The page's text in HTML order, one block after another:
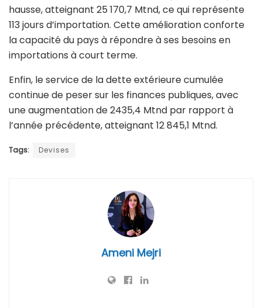
hausse, atteignant 25 170,7 Mtnd, ce qui représente
113 jours d’importation. Cette amélioration conforte
la capacité du pays à répondre à ses besoins en
importations à court terme.
Enfin, le service de la dette extérieure cumulée
continue de peser sur les finances publiques, avec
une augmentation de 2435,4 Mtnd par rapport à
l’année précédente, atteignant 12 845,1 Mtnd.
Tags: Devises
Ameni Mejri